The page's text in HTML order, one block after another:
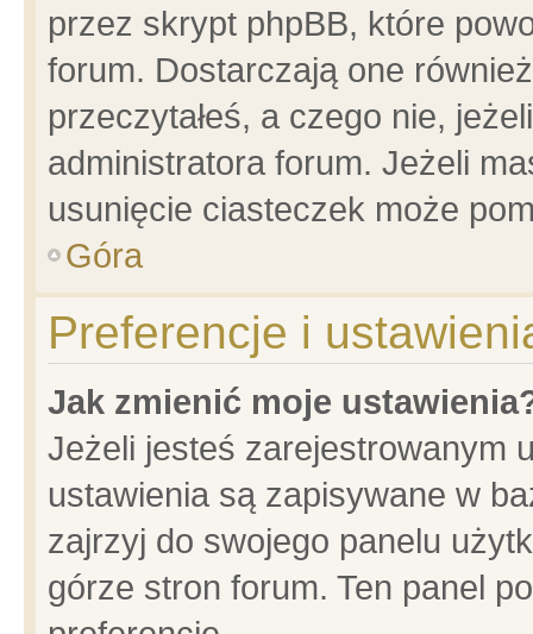
przez skrypt phpBB, które
forum. Dostarczają one
przeczytałeś, a czego nie,
administratora forum. Jeżeli
usunięcie ciasteczek może
Góra
Preferencje i
Jak zmienić moje
Jeżeli jesteś zarejestrowanym
ustawienia są zapisywane w
zajrzyj do swojego panelu
górze stron forum. Ten panel